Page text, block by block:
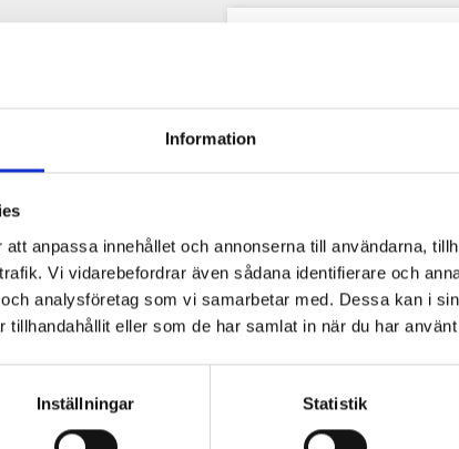
Information
anpassa innehållet och annonserna till användarna,
Vi vidarebefordrar även sådana identifierare och
analysföretag som vi samarbetar med. Dessa kan i
tillhandahållit eller som de har samlat in när du har
Inställningar Statistik
Innehåller: